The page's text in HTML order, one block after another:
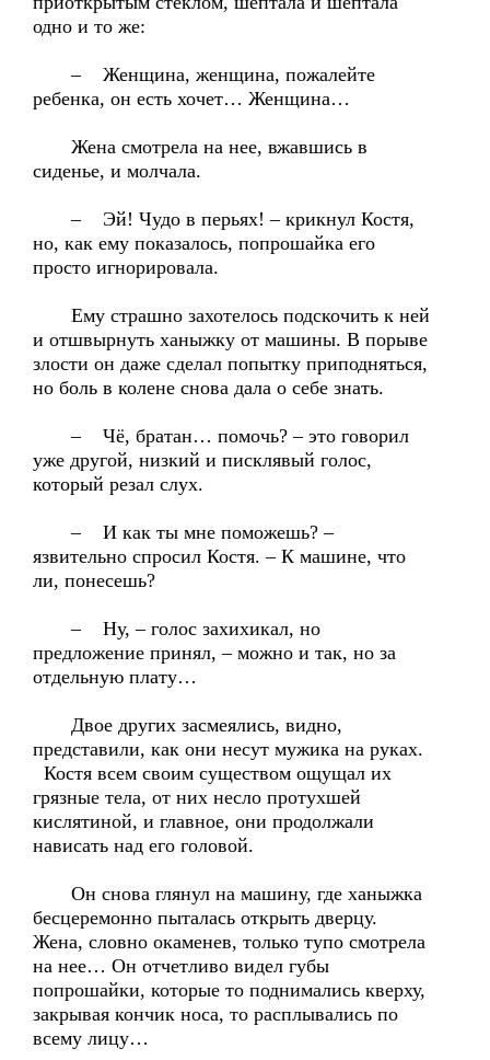
одно и то же:
– Женщина, женщина, пожалейте
ребенка, он есть хочет… Женщина…
Жена смотрела на нее, вжавшись в
сиденье, и молчала.
– Эй! Чудо в перьях! – крикнул Костя,
но, как ему показалось, попрошайка его
просто игнорировала.
Ему страшно захотелось подскочить к ней
и отшвырнуть ханыжку от машины. В порыве
злости он даже сделал попытку приподняться,
но боль в колене снова дала о себе знать.
– Чё, братан… помочь? – это говорил
уже другой, низкий и писклявый голос,
который резал слух.
– И как ты мне поможешь? –
язвительно спросил Костя. – К машине, что
ли, понесешь?
– Ну, – голос захихикал, но
предложение принял, – можно и так, но за
отдельную плату…
Двое других засмеялись, видно,
представили, как они несут мужика на руках.
Костя всем своим существом ощущал их
грязные тела, от них несло протухшей
кислятиной, и главное, они продолжали
нависать над его головой.
Он снова глянул на машину, где ханыжка
бесцеремонно пыталась открыть дверцу.
Жена, словно окаменев, только тупо смотрела
на нее… Он отчетливо видел губы
попрошайки, которые то поднимались кверху,
закрывая кончик носа, то расплывались по
всему лицу…